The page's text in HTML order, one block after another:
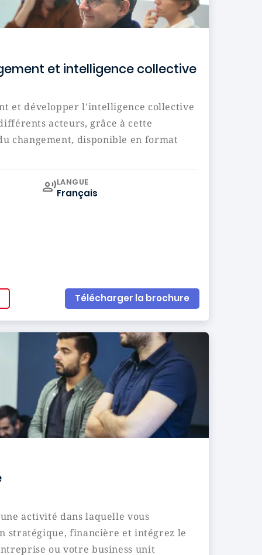
et intelligence collective
et développer l'intelligence collective
acteurs, grâce à cette
changement, disponible en format
Curriculum
LANGUE
Français
Télécharger la brochure
activité dans laquelle vous
stratégique, financière et intégrez le
ou votre business unit